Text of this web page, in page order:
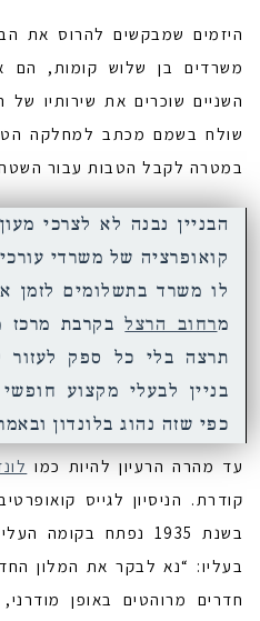
היזמים שמבקשים להרוס את
משרדים בן שלוש קומות, הם
השניים שוכרים את שירותיו
במטרה לקבל הטבות עבור השטח
הבניין נבנה לא לצרכי
קואופרציה של משרדי
לו משרד בתשלומים לזמן
מרחוב הרצלבקרבת מרכז
תרצה בלי כל ספק לעזור
בניין לבעלי מקצוע
כפי שזה נהוג בלונדון
עד מהרה הרעיון להיות כמו
קודרת. הניסיון לגייס
בשנת 1935 נפתח בקומה העליונה ‘
חדרים מרוהטים באופן